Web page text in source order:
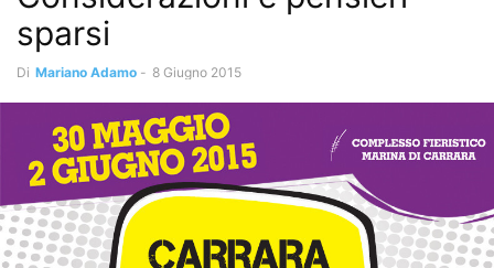
sparsi
Di Mariano Adamo - 8 Giugno 2015